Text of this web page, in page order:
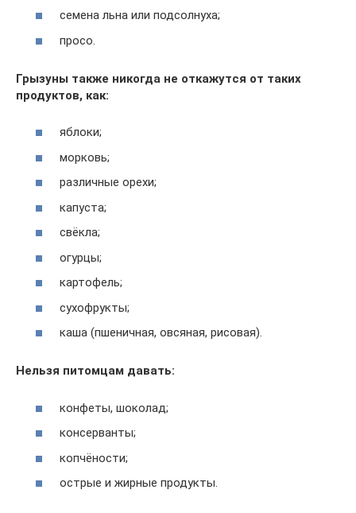
семена льна или подсолнуха;
просо.
Грызуны также никогда не откажутся от таких
продуктов, как:
яблоки;
морковь;
различные орехи;
капуста;
свёкла;
огурцы;
картофель;
сухофрукты;
каша (пшеничная, овсяная, рисовая).
Нельзя питомцам давать:
конфеты, шоколад;
консерванты;
копчёности;
острые и жирные продукты.